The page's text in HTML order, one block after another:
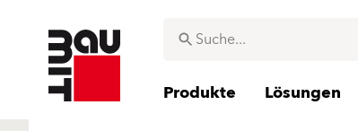
Produkte Lösungen